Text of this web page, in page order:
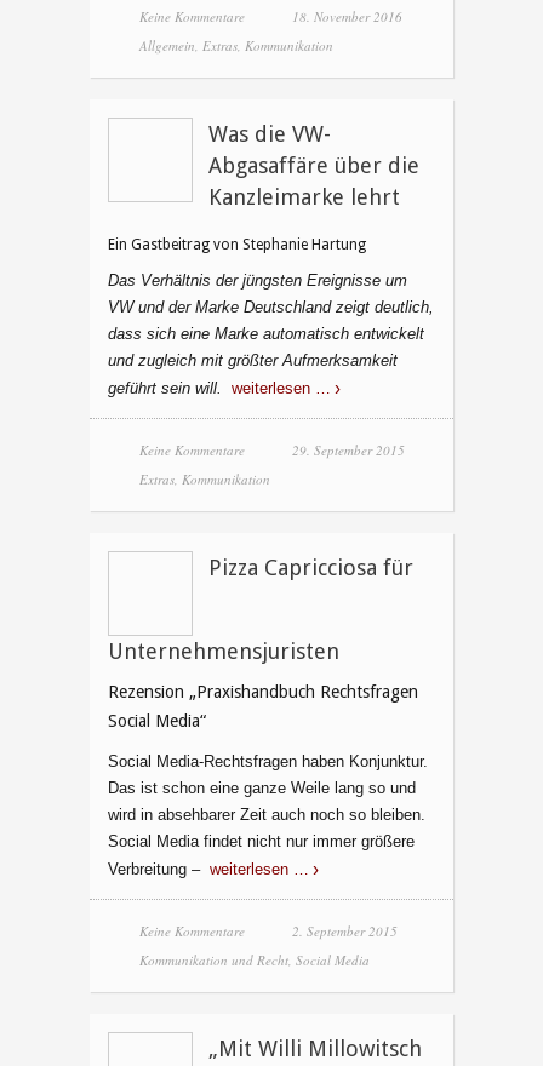
Keine Kommentare
18. November 2016
Allgemein, Extras, Kommunikation
Was die VW-
Abgasaffäre über die
Kanzleimarke lehrt
Ein Gastbeitrag von Stephanie Hartung
Das Verhältnis der jüngsten Ereignisse um
VW und der Marke Deutschland zeigt deutlich,
dass sich eine Marke automatisch entwickelt
und zugleich mit größter Aufmerksamkeit
geführt sein will.
weiterlesen …
Keine Kommentare
29. September 2015
Extras, Kommunikation
Pizza Capricciosa für
Unternehmensjuristen
Rezension „Praxishandbuch Rechtsfragen
Social Media“
Social Media-Rechtsfragen haben Konjunktur.
Das ist schon eine ganze Weile lang so und
wird in absehbarer Zeit auch noch so bleiben.
Social Media findet nicht nur immer größere
Verbreitung – weiterlesen …
Keine Kommentare
2. September 2015
Kommunikation und Recht, Social Media
„Mit Willi Millowitsch